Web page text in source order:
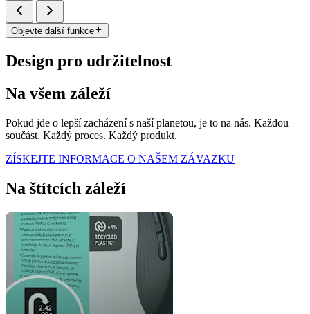
Objevte další funkce
Design pro udržitelnost
Na všem záleží
Pokud jde o lepší zacházení s naší planetou, je to na nás. Každou
součást. Každý proces. Každý produkt.
ZÍSKEJTE INFORMACE O NAŠEM ZÁVAZKU
Na štítcích záleží